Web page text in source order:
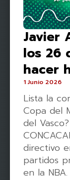
Javier
los 26
hacer
1 Junio 2026
Lista la
Copa del
del
directivo
partidos
en la NBA.